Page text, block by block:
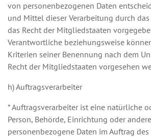
von personenbezogenen Daten
und Mittel dieser Verarbeitung durch
das Recht der Mitgliedstaaten
Verantwortliche beziehungsweise
Kriterien seiner Benennung nach dem
Recht der Mitgliedstaaten vorgesehen
h) Auftragsverarbeiter
* Auftragsverarbeiter ist eine natürliche
Person, Behörde, Einrichtung oder
personenbezogene Daten im Auftrag